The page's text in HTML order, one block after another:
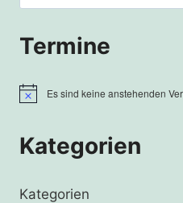
Termine
HinweisEs sind keine anstehenden
Kategorien
Kategorien